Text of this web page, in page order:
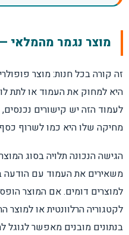
מוצר נגמר מהמלאי
זה קורה בכל חנות: מוצר
לעמוד הזה יש קישורים
מחיקה שלו היא כמו לשרוף
הגישה הנכונה תלויה בסוג
משאירים את העמוד עם הודעה
לקטגוריה הרלוונטית או למוצר
בנתונים מובנים מאפשר לגוגל